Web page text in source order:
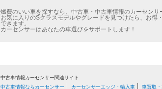
燃費のいい車を探すなら、中古車・中古車情報のカーセン
お気に入りのSクラスモデルやグレードを見つけたら、お
できます。
カーセンサーはあなたの車選びをサポートします！
中古車情報カーセンサー関連サイト
中古車情報ならカーセンサー
カーセンサーエッジ・輸入車 車買取